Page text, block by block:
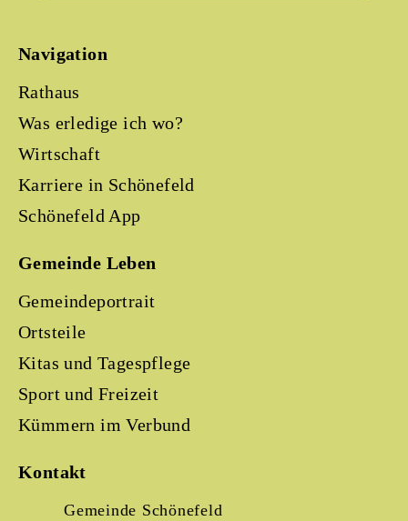
Navigation
Rathaus
Was erledige ich wo?
Wirtschaft
Karriere in Schönefeld
Schönefeld App
Gemeinde Leben
Gemeindeportrait
Ortsteile
Kitas und Tagespflege
Sport und Freizeit
Kümmern im Verbund
Kontakt
Gemeinde Schönefeld